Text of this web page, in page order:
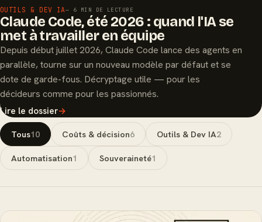
OUTILS & DEV IA— 6 MIN DE LECTURE
Claude Code, été 2026 : quand l'IA se
met à travailler en équipe
Depuis début juillet 2026, Claude Code lance des agents en
parallèle, tourne sur un nouveau modèle par défaut et se
dote de garde-fous. Décryptage utile — pour les
décideurs comme pour les passionnés.
Lire le dossier→
Tous10 Coûts & décision6 Outils & Dev IA2
Automatisation1 Souveraineté1